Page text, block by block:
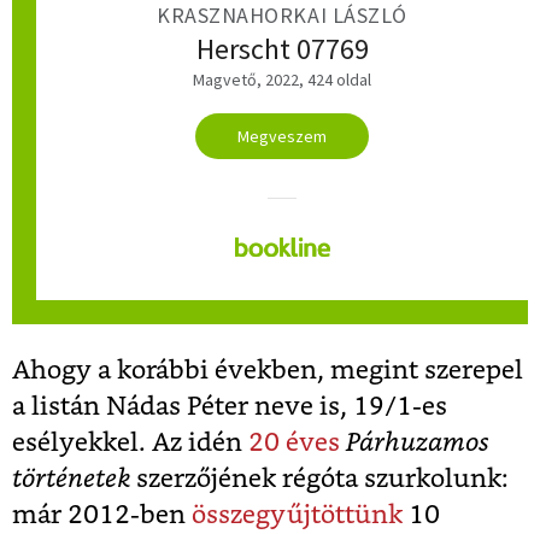
KRASZNAHORKAI LÁSZLÓ
Herscht 07769
Magvető, 2022, 424 oldal
Megveszem
Ahogy a korábbi években, megint szerepel
a listán Nádas Péter neve is, 19/1-es
esélyekkel. Az idén 20 éves Párhuzamos
történetek szerzőjének régóta szurkolunk:
már 2012-ben összegyűjtöttünk 10